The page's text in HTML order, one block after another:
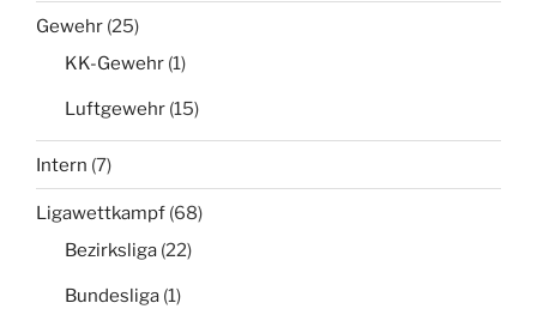
Gewehr (25)
KK-Gewehr (1)
Luftgewehr (15)
Intern (7)
Ligawettkampf (68)
Bezirksliga (22)
Bundesliga (1)